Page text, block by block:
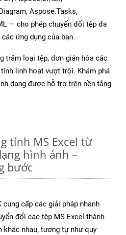
Aspose.Tasks,
— cho phép chuyển đổi tệp đa
ứng dụng của bạn.
trăm loại tệp, đơn giản hóa các
linh hoạt vượt trội. Khám phá
dạng được hỗ trợ trên nền tảng
tính MS Excel từ
hình ảnh –
bước
cấp các giải pháp nhanh
đổi các tệp MS Excel thành
khác nhau, tương tự như quy